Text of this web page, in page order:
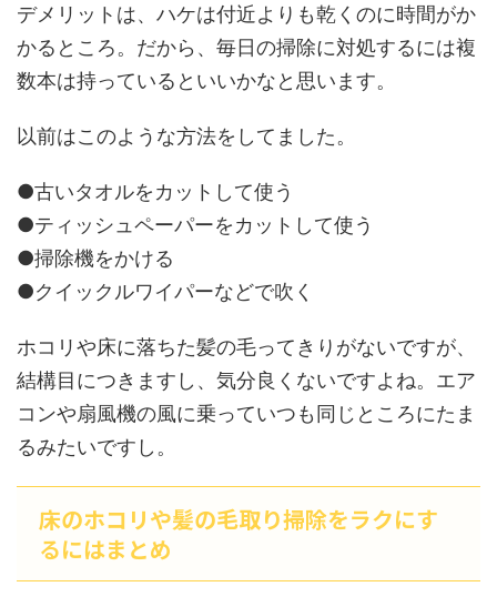
デメリットは、ハケは付近よりも乾くのに時間がか
かるところ。だから、毎日の掃除に対処するには複
数本は持っているといいかなと思います。
以前はこのような方法をしてました。
●古いタオルをカットして使う
●ティッシュペーパーをカットして使う
●掃除機をかける
●クイックルワイパーなどで吹く
ホコリや床に落ちた髪の毛ってきりがないですが、
結構目につきますし、気分良くないですよね。エア
コンや扇風機の風に乗っていつも同じところにたま
るみたいですし。
床のホコリや髪の毛取り掃除をラクにす
るにはまとめ